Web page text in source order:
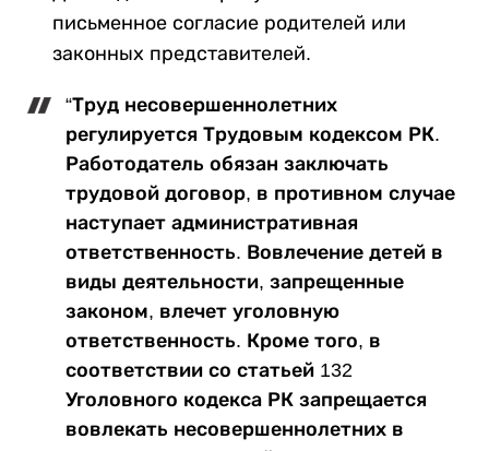
письменное согласие родителей или
законных представителей.
“Труд несовершеннолетних
регулируется Трудовым кодексом РК.
Работодатель обязан заключать
трудовой договор, в противном случае
наступает административная
ответственность. Вовлечение детей в
виды деятельности, запрещенные
законом, влечет уголовную
ответственность. Кроме того, в
соответствии со статьей 132
Уголовного кодекса РК запрещается
вовлекать несовершеннолетних в